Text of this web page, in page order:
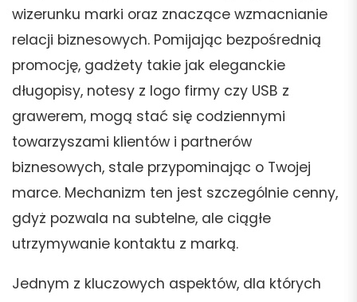
wizerunku marki oraz znaczące wzmacnianie
relacji biznesowych. Pomijając bezpośrednią
promocję, gadżety takie jak eleganckie
długopisy, notesy z logo firmy czy USB z
grawerem, mogą stać się codziennymi
towarzyszami klientów i partnerów
biznesowych, stale przypominając o Twojej
marce. Mechanizm ten jest szczególnie cenny,
gdyż pozwala na subtelne, ale ciągłe
utrzymywanie kontaktu z marką.
Jednym z kluczowych aspektów, dla których